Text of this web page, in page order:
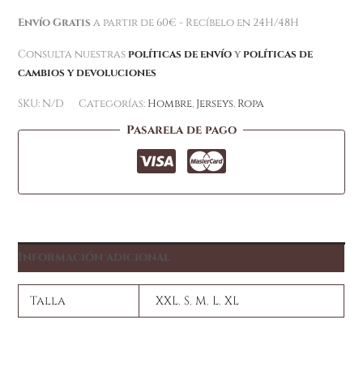
Envío Gratis a partir de 60€ - Recíbelo en 24H/48H
Consulta nuestras políticas de envíoy políticas de
cambios y devoluciones
SKU: N/D Categorías: Hombre, Jerseys, Ropa
Pasarela de pago
Información adicional
Talla XXL, S, M, L, XL